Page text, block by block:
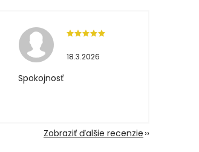
18.3.2026
Spokojnosť
Zobraziť ďalšie recenzie